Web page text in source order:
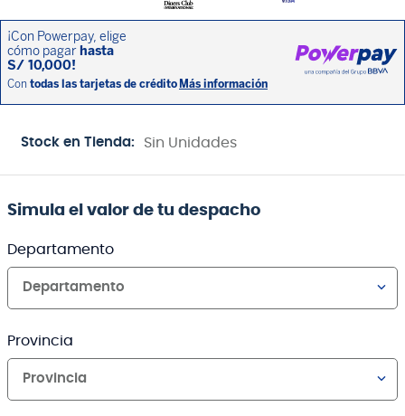
Stock en Tienda: Sin Unidades
Simula el valor de tu despacho
Departamento
Departamento
Provincia
Provincia